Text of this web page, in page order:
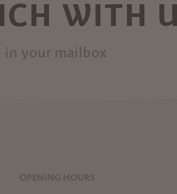
WITH
your mailbox
OPENING HOURS